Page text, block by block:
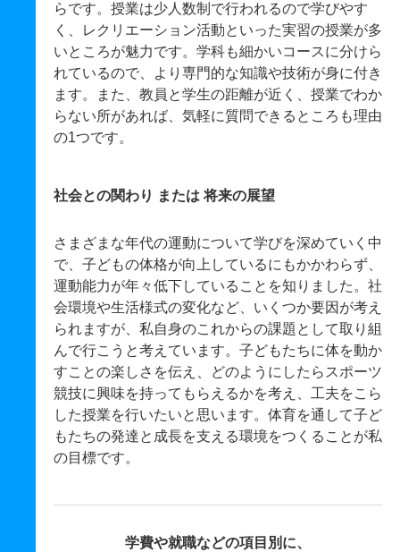
らです。授業は少人数制で行われるので学びやす
く、レクリエーション活動といった実習の授業が多
いところが魅力です。学科も細かいコースに分けら
れているので、より専門的な知識や技術が身に付き
ます。また、教員と学生の距離が近く、授業でわか
らない所があれば、気軽に質問できるところも理由
の1つです。
社会との関わり または 将来の展望
さまざまな年代の運動について学びを深めていく中
で、子どもの体格が向上しているにもかかわらず、
運動能力が年々低下していることを知りました。社
会環境や生活様式の変化など、いくつか要因が考え
られますが、私自身のこれからの課題として取り組
んで行こうと考えています。子どもたちに体を動か
すことの楽しさを伝え、どのようにしたらスポーツ
競技に興味を持ってもらえるかを考え、工夫をこら
した授業を行いたいと思います。体育を通して子ど
もたちの発達と成長を支える環境をつくることが私
の目標です。
学費や就職などの項目別に、